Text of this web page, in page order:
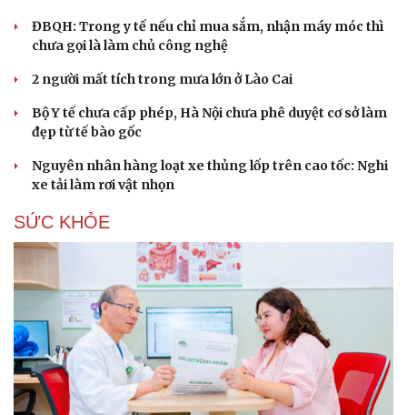
ĐBQH: Trong y tế nếu chỉ mua sắm, nhận máy móc thì
chưa gọi là làm chủ công nghệ
2 người mất tích trong mưa lớn ở Lào Cai
Bộ Y tế chưa cấp phép, Hà Nội chưa phê duyệt cơ sở làm
đẹp từ tế bào gốc
Nguyên nhân hàng loạt xe thủng lốp trên cao tốc: Nghi
xe tải làm rơi vật nhọn
SỨC KHỎE